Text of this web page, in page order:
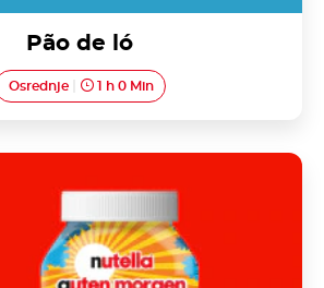
Pão de ló
Osrednje 1 h 0 Min